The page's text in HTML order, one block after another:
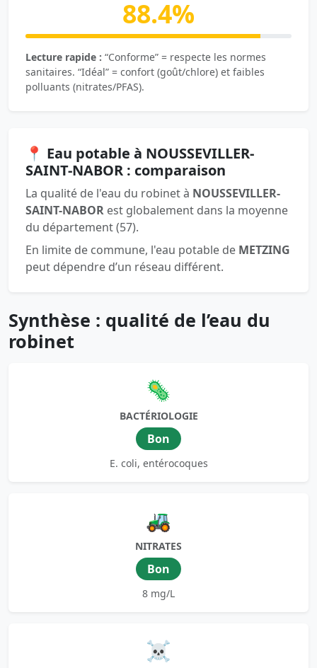
88.4%
Lecture rapide : “Conforme” = respecte les normes
sanitaires. “Idéal” = confort (goût/chlore) et faibles
polluants (nitrates/PFAS).
📍 Eau potable à NOUSSEVILLER-
SAINT-NABOR : comparaison
La qualité de l'eau du robinet à NOUSSEVILLER-
SAINT-NABOR est globalement dans la moyenne
du département (57).
En limite de commune, l'eau potable de METZING
peut dépendre d’un réseau différent.
Synthèse : qualité de l’eau du
robinet
🦠
BACTÉRIOLOGIE
Bon
E. coli, entérocoques
🚜
NITRATES
Bon
8 mg/L
☠️